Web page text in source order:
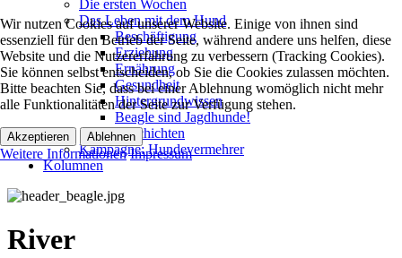
Die ersten Wochen
Das Leben mit dem Hund
Beschäftigung
Erziehung
Ernährung
Gesundheit
Hintergrundwissen
Beagle sind Jagdhunde!
Geschichten
Kampagne: Hundevermehrer
Kolumnen
River
Wir nutzen Cookies auf unserer Website. Einige von ihnen sind
essenziell für den Betrieb der Seite, während andere uns helfen, diese
Website und die Nutzererfahrung zu verbessern (Tracking Cookies).
Sie können selbst entscheiden, ob Sie die Cookies zulassen möchten.
Bitte beachten Sie, dass bei einer Ablehnung womöglich nicht mehr
alle Funktionalitäten der Seite zur Verfügung stehen.
Akzeptieren Ablehnen
Weitere Informationen Impressum